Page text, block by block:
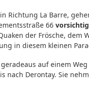
Richtung La Barre,
66 vorsichtig
der Frösche, dem
in diesem kleinen
auf einem
nach Derontay. Sie